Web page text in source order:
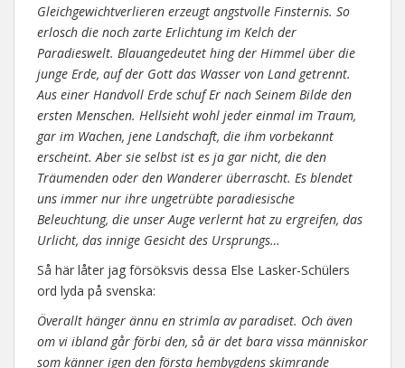
Gleichgewichtverlieren erzeugt angstvolle Finsternis. So
erlosch die noch zarte Erlichtung im Kelch der
Paradieswelt. Blauangedeutet hing der Himmel über die
junge Erde, auf der Gott das Wasser von Land getrennt.
Aus einer Handvoll Erde schuf Er nach Seinem Bilde den
ersten Menschen. Hellsieht wohl jeder einmal im Traum,
gar im Wachen, jene Landschaft, die ihm vorbekannt
erscheint. Aber sie selbst ist es ja gar nicht, die den
Träumenden oder den Wanderer überrascht. Es blendet
uns immer nur ihre ungetrübte paradiesische
Beleuchtung, die unser Auge verlernt hat zu ergreifen, das
Urlicht, das innige Gesicht des Ursprungs…
Så här låter jag försöksvis dessa Else Lasker-Schülers
ord lyda på svenska:
Överallt hänger ännu en strimla av paradiset. Och även
om vi ibland går förbi den, så är det bara vissa människor
som känner igen den första hembygdens skimrande